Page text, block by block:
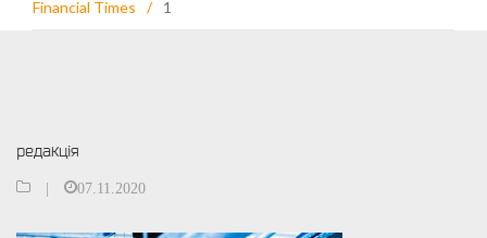
Financial Times
/ 1
редакція
07.11.2020